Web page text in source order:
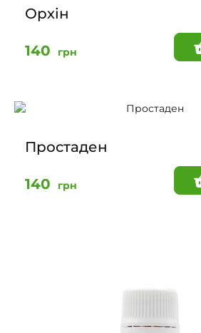
Орхін
140 грн
Простаден
140 грн